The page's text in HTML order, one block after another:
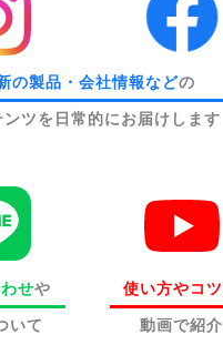
の製品・会社情報などの
ンツを日常的にお届けします
せや
いて
使い方やコツ
動画で紹介